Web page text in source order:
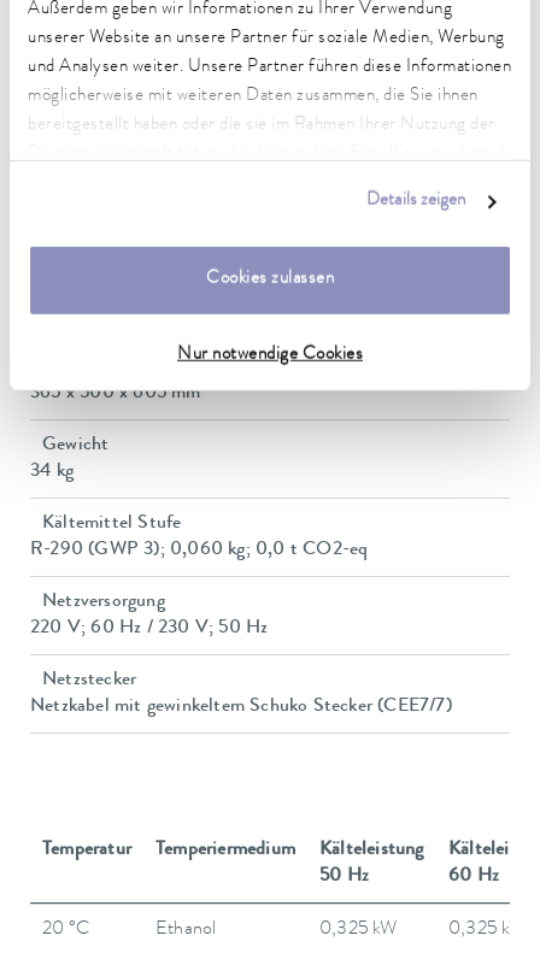
Außerdem geben wir Informationen zu Ihrer Verwendung
unserer Website an unsere Partner für soziale Medien, Werbung
und Analysen weiter. Unsere Partner führen diese Informationen
möglicherweise mit weiteren Daten zusammen, die Sie ihnen
bereitgestellt haben oder die sie im Rahmen Ihrer Nutzung der
Details zeigen
Cookies zulassen
Nur notwendige Cookies
Leistungsaufnahme
Förderdruck max.
0,2 bar
Badvolumen min. / max.
9,5 / 14,5 L
Abmessungen (BxTxH)
365 x 500 x 605 mm
Gewicht
34 kg
Kältemittel Stufe
R-290 (GWP 3); 0,060 kg; 0,0 t CO2-eq
Netzversorgung
220 V; 60 Hz / 230 V; 50 Hz
Netzstecker
Netzkabel mit gewinkeltem Schuko Stecker (CEE7/7)
Temperatur Temperiermedium
Kälteleistung
50 Hz
60 Hz
20 °C Ethanol 0,325 kW 0,325 kW